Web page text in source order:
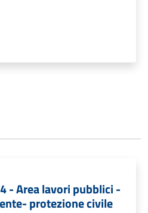
- Area lavori pubblici -
protezione civile